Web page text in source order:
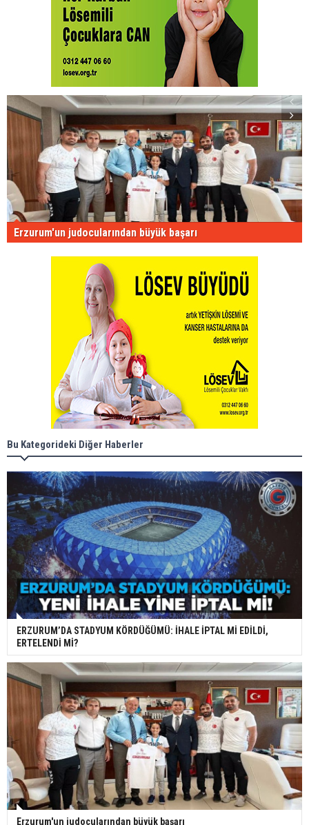
Erzurum'un judocularından büyük başarı
Bu Kategorideki Diğer Haberler
ERZURUM’DA STADYUM KÖRDÜĞÜMÜ: İHALE İPTAL Mİ EDİLDİ,
ERTELENDİ Mİ?
Erzurum'un judocularından büyük başarı